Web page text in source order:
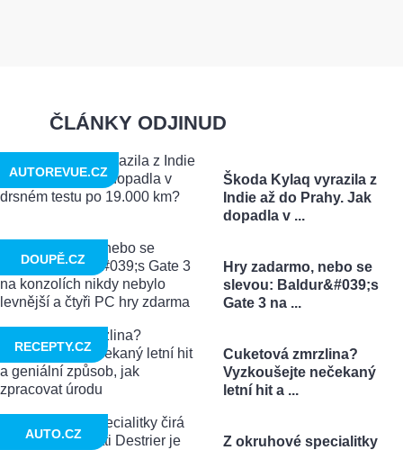
ČLÁNKY ODJINUD
Škoda Kylaq vyrazila z
Indie až do Prahy. Jak
dopadla v ...
AUTOREVUE.CZ
Hry zadarmo, nebo se
slevou: Baldur&#039;s
Gate 3 na ...
DOUPĚ.CZ
Cuketová zmrzlina?
Vyzkoušejte nečekaný
letní hit a ...
RECEPTY.CZ
Z okruhové specialitky
AUTO.CZ